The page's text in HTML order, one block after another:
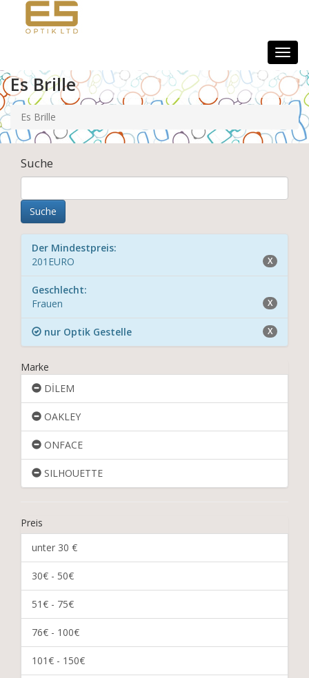
Es Brille
Es Brille
Suche
Der Mindestpreis:
201EURO
X
Geschlecht:
Frauen
X
nur Optik Gestelle X
Marke
DİLEM
OAKLEY
ONFACE
SILHOUETTE
Preis
unter 30 €
30€ - 50€
51€ - 75€
76€ - 100€
101€ - 150€